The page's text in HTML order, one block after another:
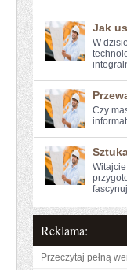
Jak
W⁣
Czy
Reklama:
Przeczytaj pełną